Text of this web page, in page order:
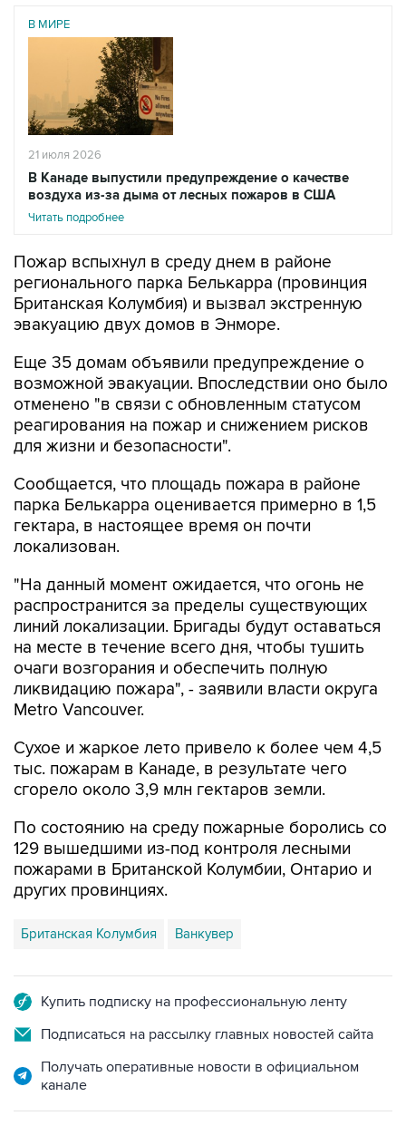
В МИРЕ
21 июля 2026
В Канаде выпустили предупреждение о качестве
воздуха из-за дыма от лесных пожаров в США
Читать подробнее
Пожар вспыхнул в среду днем в районе
регионального парка Белькарра (провинция
Британская Колумбия) и вызвал экстренную
эвакуацию двух домов в Энморе.
Еще 35 домам объявили предупреждение о
возможной эвакуации. Впоследствии оно было
отменено "в связи с обновленным статусом
реагирования на пожар и снижением рисков
для жизни и безопасности".
Сообщается, что площадь пожара в районе
парка Белькарра оценивается примерно в 1,5
гектара, в настоящее время он почти
локализован.
"На данный момент ожидается, что огонь не
распространится за пределы существующих
линий локализации. Бригады будут оставаться
на месте в течение всего дня, чтобы тушить
очаги возгорания и обеспечить полную
ликвидацию пожара", - заявили власти округа
Metro Vancouver.
Сухое и жаркое лето привело к более чем 4,5
тыс. пожарам в Канаде, в результате чего
сгорело около 3,9 млн гектаров земли.
По состоянию на среду пожарные боролись со
129 вышедшими из-под контроля лесными
пожарами в Британской Колумбии, Онтарио и
других провинциях.
Британская Колумбия Ванкувер
Купить подписку на профессиональную ленту
Подписаться на рассылку главных новостей сайта
Получать оперативные новости в официальном
канале